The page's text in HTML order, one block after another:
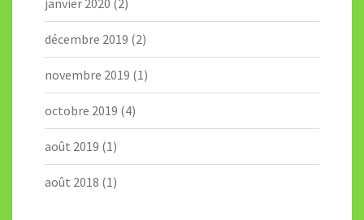
janvier 2020 (2)
décembre 2019 (2)
novembre 2019 (1)
octobre 2019 (4)
août 2019 (1)
août 2018 (1)